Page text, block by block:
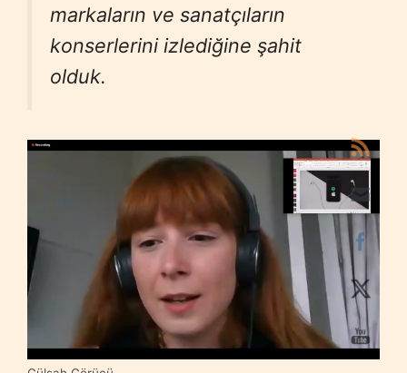
markaların ve sanatçıların
konserlerini izlediğine şahit
olduk.